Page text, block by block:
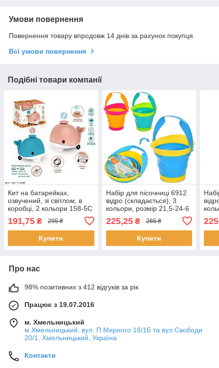
Умови повернення
Повернення товару впродовж 14 днів за рахунок покупця
Всі умови повернення
Подібні товари компанії
Кит на батарейках,
озвучений, зі світлом, в
коробці, 2 кольори 158-5C
11,5см.
191,75 ₴ 295 ₴
Купити
Набір для пісочниці 6912
відро (складається), 3
кольори, розмір 21,5-24-6
225,25₴ 265 ₴
Купити
Про нас
98% позитивних з 412 відгуків за рік
Працює з 19.07.2016
м. Хмельницький
м.Хмельницький, вул. П.Мирного 18/1Б та вул.Свободи
20/1, Хмельницький, Україна
Контакти